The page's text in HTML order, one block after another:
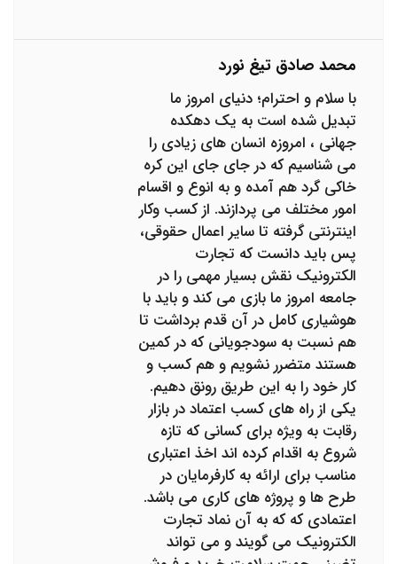
محمد صادق تیغ نورد
با سلام و احترام؛ دنیای امروز ما
تبدیل شده است به یک دهکده
جهانی ، امروزه انسان های زیادی را
می شناسیم که در جای جای این کره
خاکی گرد هم آمده و به انوع و اقسام
امور مختلف می پردازند. از کسب وکار
اینترنتی گرفته تا سایر اعمال حقوقی،
پس باید دانست که تجارت
الکترونیک نقش بسیار مهمی را در
جامعه امروز ما بازی می کند و باید با
هوشیاری کامل در آن قدم برداشت تا
هم نسبت به سودجویانی که در کمین
هستند متضرر نشویم و هم کسب و
کار خود را به این طریق رونق دهیم.
یکی از راه های کسب اعتماد در بازار
رقابت به ویژه برای کسانی که تازه
شروع به اقدام کرده اند اخذ اعتباری
مناسب برای ارائه به کارفرمایان در
طرح ها و پروژه های کاری می باشد.
اعتمادی که که به آن نماد تجارت
الکترونیک می گویند و می تواند